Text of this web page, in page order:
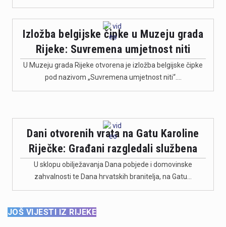
Izložba belgijske čipke u Muzeju grada
Rijeke: Suvremena umjetnost niti
U Muzeju grada Rijeke otvorena je izložba belgijske čipke
pod nazivom „Suvremena umjetnost niti“.…
Dani otvorenih vrata na Gatu Karoline
Riječke: Građani razgledali službena
U sklopu obilježavanja Dana pobjede i domovinske
zahvalnosti te Dana hrvatskih branitelja, na Gatu…
JOŠ VIJESTI IZ RIJEKE